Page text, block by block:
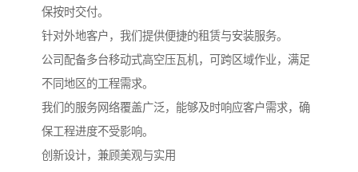
保按时交付。
针对外地客户，我们提供便捷的租赁与安装服务。
公司配备多台移动式高空压瓦机，可跨区域作业，满足
不同地区的工程需求。
我们的服务网络覆盖广泛，能够及时响应客户需求，确
保工程进度不受影响。
创新设计，兼顾美观与实用